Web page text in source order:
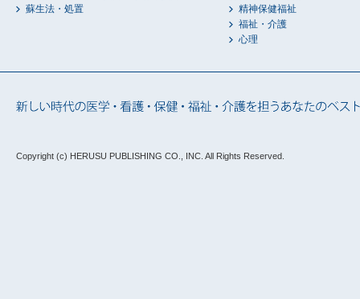
蘇生法・処置
精神保健福祉
福祉・介護
心理
Copyright (c) HERUSU PUBLISHING CO., INC. All Rights Reserved.